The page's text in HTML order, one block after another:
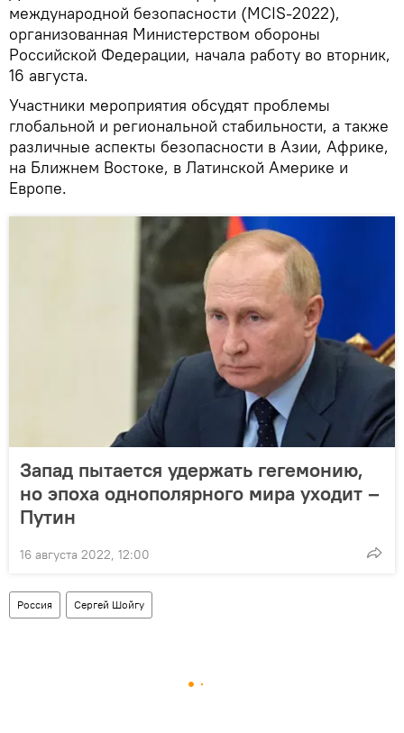
международной безопасности (MCIS-2022),
организованная Министерством обороны
Российской Федерации, начала работу во вторник,
16 августа.
Участники мероприятия обсудят проблемы
глобальной и региональной стабильности, а также
различные аспекты безопасности в Азии, Африке,
на Ближнем Востоке, в Латинской Америке и
Европе.
Запад пытается удержать гегемонию,
но эпоха однополярного мира уходит –
Путин
16 августа 2022, 12:00
Россия Сергей Шойгу